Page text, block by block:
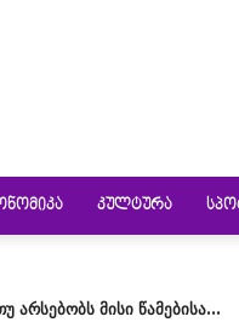
ᲙᲣᲚᲢᲣᲠᲐ
არსებობს მისი წამებისა...